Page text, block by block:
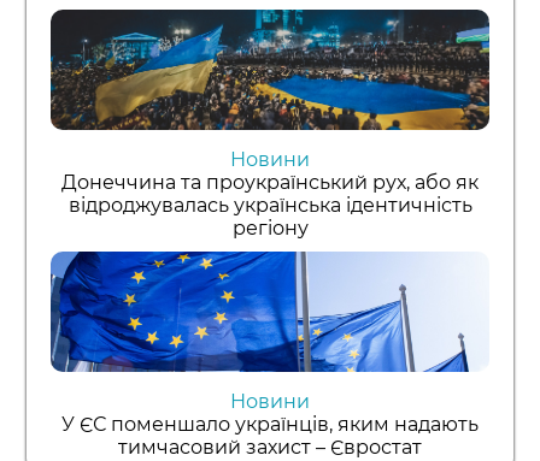
Новини
Донеччина та проукраїнський рух, або як
відроджувалась українська ідентичність
регіону
Новини
У ЄС поменшало українців, яким надають
тимчасовий захист – Євростат